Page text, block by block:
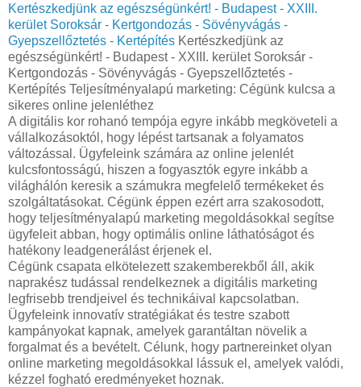
Kertészkedjünk az egészségünkért! - Budapest - XXIII.
kerület Soroksár - Kertgondozás - Sövényvágás -
Gyepszellőztetés - Kertépítés Kertészkedjünk az
egészségünkért! - Budapest - XXIII. kerület Soroksár -
Kertgondozás - Sövényvágás - Gyepszellőztetés -
Kertépítés Teljesítményalapú marketing: Cégünk kulcsa a
sikeres online jelenléthez
A digitális kor rohanó tempója egyre inkább megköveteli a
vállalkozásoktól, hogy lépést tartsanak a folyamatos
változással. Ügyfeleink számára az online jelenlét
kulcsfontosságú, hiszen a fogyasztók egyre inkább a
világhálón keresik a számukra megfelelő termékeket és
szolgáltatásokat. Cégünk éppen ezért arra szakosodott,
hogy teljesítményalapú marketing megoldásokkal segítse
ügyfeleit abban, hogy optimális online láthatóságot és
hatékony leadgenerálást érjenek el.
Cégünk csapata elkötelezett szakemberekből áll, akik
naprakész tudással rendelkeznek a digitális marketing
legfrisebb trendjeivel és technikáival kapcsolatban.
Ügyfeleink innovatív stratégiákat és testre szabott
kampányokat kapnak, amelyek garantáltan növelik a
forgalmat és a bevételt. Célunk, hogy partnereinket olyan
online marketing megoldásokkal lássuk el, amelyek valódi,
kézzel fogható eredményeket hoznak.